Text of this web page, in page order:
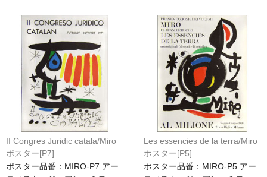
II Congres Juridic catala/Miro
ポスター[P7]
ポスター品番：MIRO-P7 アー
Les essencies de la terra/Miro
ポスター[P5]
ポスター品番：MIRO-P5 アー